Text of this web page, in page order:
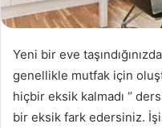
Yeni bir eve
genellikle mutfak için
hiçbir eksik kalmadı ‘’
bir eksik fark edersiniz.